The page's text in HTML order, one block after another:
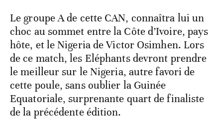
Le groupe A de cette CAN, connaîtra lui un
choc au sommet entre la Côte d’Ivoire, pays
hôte, et le Nigeria de Victor Osimhen. Lors
de ce match, les Eléphants devront prendre
le meilleur sur le Nigeria, autre favori de
cette poule, sans oublier la Guinée
Equatoriale, surprenante quart de finaliste
de la précédente édition.